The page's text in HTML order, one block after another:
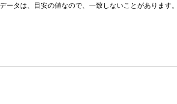
ータは、目安の値なので、一致しないことがあります。